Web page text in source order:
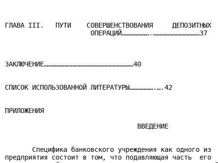
ГЛАВА III.   ПУТИ    СОВЕРШЕНСТВОВАНИЯ     ДЕПОЗИТНЫХ
                      ОПЕРАЦИЙ………………….………………………………37
ЗАКЛЮЧЕНИЕ……………………………………………………………40
СПИСОК ИСПОЛЬЗОВАННОЙ ЛИТЕРАТУРЫ……………….….42
ПРИЛОЖЕНИЯ
                                  ВВЕДЕНИЕ
Специфика банковского учреждения как одного из
предприятия состоит в том, что подавляющая часть  его